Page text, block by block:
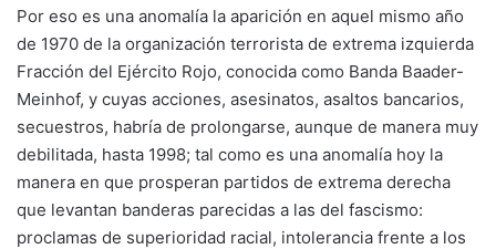
Por eso es una anomalía la aparición en aquel mismo año
de 1970 de la organización terrorista de extrema izquierda
Fracción del Ejército Rojo, conocida como Banda Baader-
Meinhof, y cuyas acciones, asesinatos, asaltos bancarios,
secuestros, habría de prolongarse, aunque de manera muy
debilitada, hasta 1998; tal como es una anomalía hoy la
manera en que prosperan partidos de extrema derecha
que levantan banderas parecidas a las del fascismo:
proclamas de superioridad racial, intolerancia frente a los